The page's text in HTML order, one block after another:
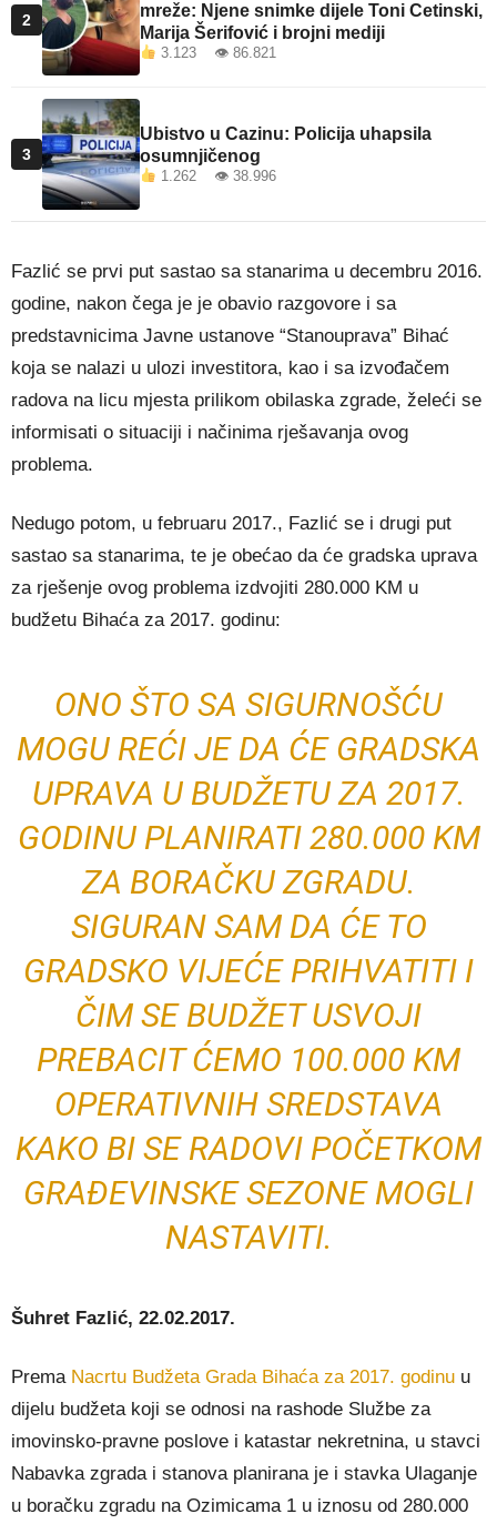
2
mreže: Njene snimke dijele Toni Cetinski,
Marija Šerifović i brojni mediji
3.123 👁 86.821
3
Ubistvo u Cazinu: Policija uhapsila
osumnjičenog
1.262 👁 38.996
Fazlić se prvi put sastao sa stanarima u decembru 2016.
godine, nakon čega je je obavio razgovore i sa
predstavnicima Javne ustanove “Stanouprava” Bihać
koja se nalazi u ulozi investitora, kao i sa izvođačem
radova na licu mjesta prilikom obilaska zgrade, želeći se
informisati o situaciji i načinima rješavanja ovog
problema.
Nedugo potom, u februaru 2017., Fazlić se i drugi put
sastao sa stanarima, te je obećao da će gradska uprava
za rješenje ovog problema izdvojiti 280.000 KM u
budžetu Bihaća za 2017. godinu:
ONO ŠTO SA SIGURNOŠĆU
MOGU REĆI JE DA ĆE GRADSKA
UPRAVA U BUDŽETU ZA 2017.
GODINU PLANIRATI 280.000 KM
ZA BORAČKU ZGRADU.
SIGURAN SAM DA ĆE TO
GRADSKO VIJEĆE PRIHVATITI I
ČIM SE BUDŽET USVOJI
PREBACIT ĆEMO 100.000 KM
OPERATIVNIH SREDSTAVA
KAKO BI SE RADOVI POČETKOM
GRAĐEVINSKE SEZONE MOGLI
NASTAVITI.
Šuhret Fazlić, 22.02.2017.
Prema Nacrtu Budžeta Grada Bihaća za 2017. godinu u
dijelu budžeta koji se odnosi na rashode Službe za
imovinsko-pravne poslove i katastar nekretnina, u stavci
Nabavka zgrada i stanova planirana je i stavka Ulaganje
u boračku zgradu na Ozimicama 1 u iznosu od 280.000